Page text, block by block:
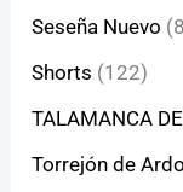
Seseña Nuevo
Shorts (122)
TALAMANCA
Torrejón de